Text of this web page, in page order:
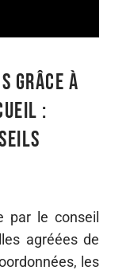
grâce à
:
par le conseil
agréées de
les